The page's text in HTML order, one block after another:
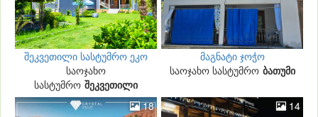
შეკვეთილი სასტუმრო ეკო
ლუქსი
საოჯახო
სასტუმრო შეკვეთილი
მაგნატი ჯოჭო
საოჯახო სასტუმრო ბათუმი
18 14